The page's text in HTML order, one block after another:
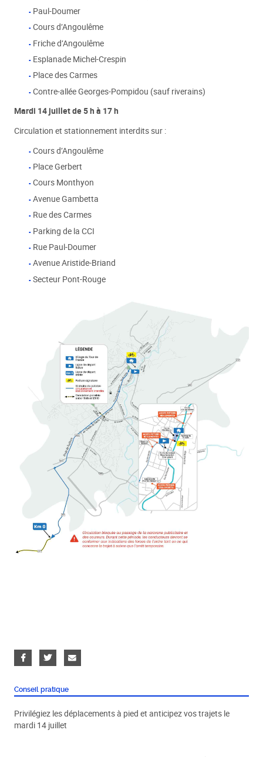
Paul-Doumer
Cours d’Angoulême
Friche d’Angoulême
Esplanade Michel-Crespin
Place des Carmes
Contre-allée Georges-Pompidou (sauf riverains)
Mardi 14 juillet de 5 h à 17 h
Circulation et stationnement interdits sur :
Cours d’Angoulême
Place Gerbert
Cours Monthyon
Avenue Gambetta
Rue des Carmes
Parking de la CCI
Rue Paul-Doumer
Avenue Aristide-Briand
Secteur Pont-Rouge
Conseil pratique
Privilégiez les déplacements à pied et anticipez vos trajets le
mardi 14 juillet